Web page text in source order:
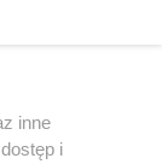
inne
i